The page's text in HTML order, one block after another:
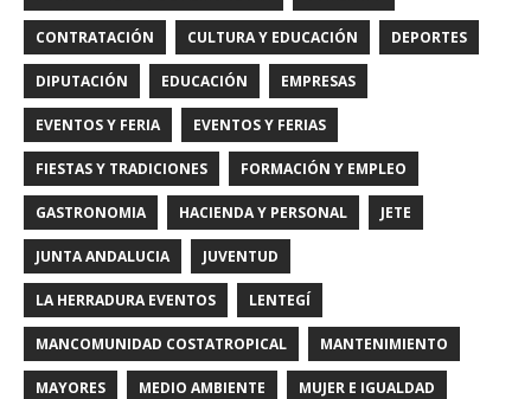
CONTRATACIÓN CULTURA Y EDUCACIÓN DEPORTES
DIPUTACIÓN EDUCACIÓN EMPRESAS
EVENTOS Y FERIA EVENTOS Y FERIAS
FIESTAS Y TRADICIONES FORMACIÓN Y EMPLEO
GASTRONOMIA HACIENDA Y PERSONAL JETE
JUNTA ANDALUCIA JUVENTUD
LA HERRADURA EVENTOS LENTEGÍ
MANCOMUNIDAD COSTATROPICAL MANTENIMIENTO
MAYORES MEDIO AMBIENTE MUJER E IGUALDAD